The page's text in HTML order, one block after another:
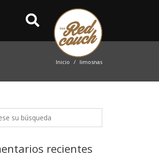
Inicio limosnas
recientes